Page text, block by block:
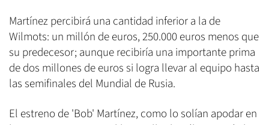
Martínez percibirá una cantidad inferior a la de
Wilmots: un millón de euros, 250.000 euros menos que
su predecesor; aunque recibiría una importante prima
de dos millones de euros si logra llevar al equipo hasta
las semifinales del Mundial de Rusia.
El estreno de 'Bob' Martínez, como lo solían apodar en